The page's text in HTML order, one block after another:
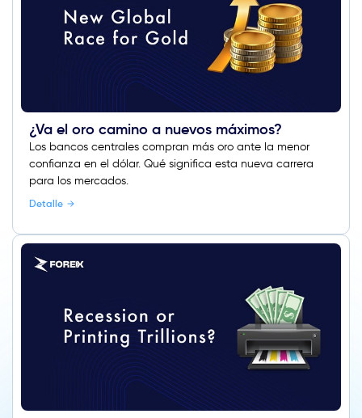
¿Va el oro camino a nuevos máximos?
Los bancos centrales compran más oro ante la menor
confianza en el dólar. Qué significa esta nueva carrera
para los mercados.
Detalle